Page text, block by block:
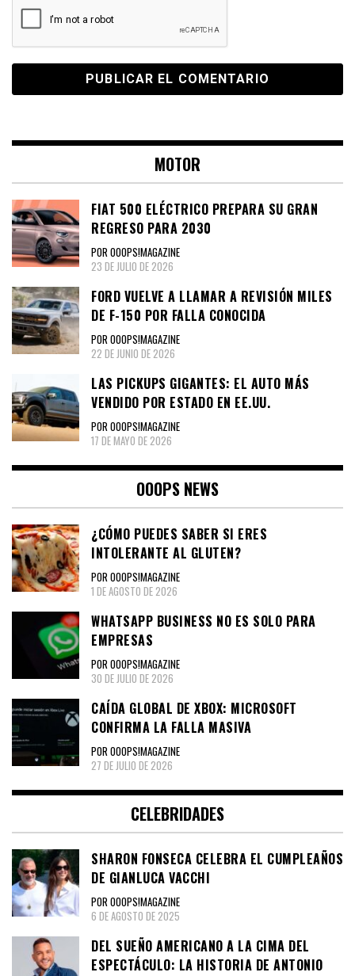
MOTOR
FIAT 500 ELÉCTRICO PREPARA SU GRAN
REGRESO PARA 2030
POR OOOPS!MAGAZINE
23 DE JULIO DE 2026
FORD VUELVE A LLAMAR A REVISIÓN MILES
DE F-150 POR FALLA CONOCIDA
POR OOOPS!MAGAZINE
22 DE JUNIO DE 2026
LAS PICKUPS GIGANTES: EL AUTO MÁS
VENDIDO POR ESTADO EN EE.UU.
POR OOOPS!MAGAZINE
17 DE MAYO DE 2026
OOOPS NEWS
¿CÓMO PUEDES SABER SI ERES
INTOLERANTE AL GLUTEN?
POR OOOPS!MAGAZINE
1 DE AGOSTO DE 2026
WHATSAPP BUSINESS NO ES SOLO PARA
EMPRESAS
POR OOOPS!MAGAZINE
30 DE JULIO DE 2026
CAÍDA GLOBAL DE XBOX: MICROSOFT
CONFIRMA LA FALLA MASIVA
POR OOOPS!MAGAZINE
27 DE JULIO DE 2026
CELEBRIDADES
SHARON FONSECA CELEBRA EL CUMPLEAÑOS
DE GIANLUCA VACCHI
POR OOOPS!MAGAZINE
6 DE AGOSTO DE 2025
DEL SUEÑO AMERICANO A LA CIMA DEL
ESPECTÁCULO: LA HISTORIA DE ANTONIO